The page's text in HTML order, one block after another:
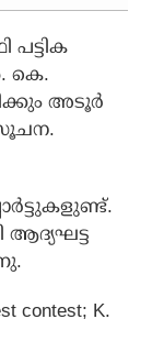
കെ.
അടൂര്‍
സൂചന.
ആദ്യഘട്ട
contest; K.